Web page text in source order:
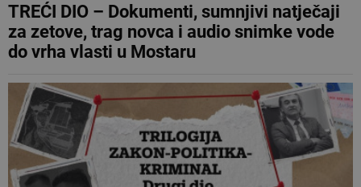
TREĆI DIO – Dokumenti, sumnjivi natječaji
za zetove, trag novca i audio snimke vode
do vrha vlasti u Mostaru